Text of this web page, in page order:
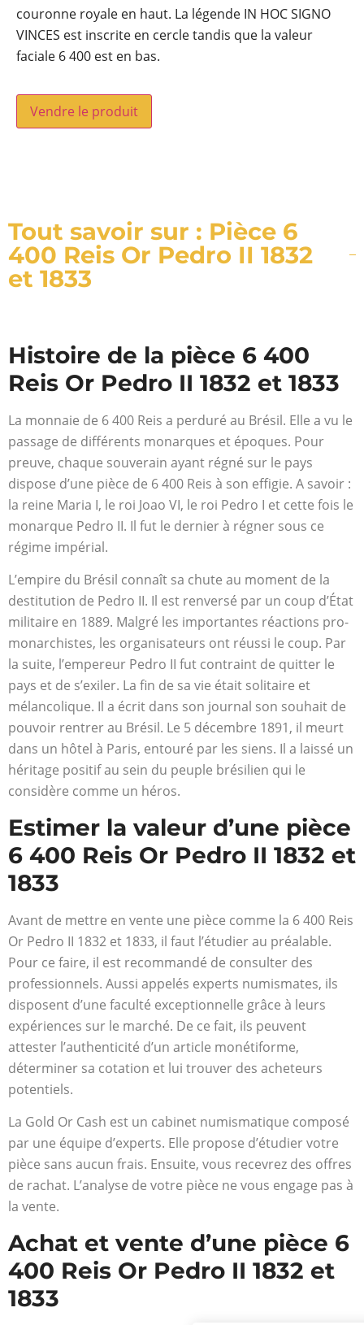
couronne royale en haut. La légende IN HOC SIGNO
VINCES est inscrite en cercle tandis que la valeur
faciale 6 400 est en bas.
Vendre le produit
Tout savoir sur : Pièce 6
400 Reis Or Pedro II 1832
et 1833
Histoire de la pièce 6 400
Reis Or Pedro II 1832 et 1833
La monnaie de 6 400 Reis a perduré au Brésil. Elle a vu le
passage de différents monarques et époques. Pour
preuve, chaque souverain ayant régné sur le pays
dispose d’une pièce de 6 400 Reis à son effigie. A savoir :
la reine Maria I, le roi Joao VI, le roi Pedro I et cette fois le
monarque Pedro II. Il fut le dernier à régner sous ce
régime impérial.
L’empire du Brésil connaît sa chute au moment de la
destitution de Pedro II. Il est renversé par un coup d’État
militaire en 1889. Malgré les importantes réactions pro-
monarchistes, les organisateurs ont réussi le coup. Par
la suite, l’empereur Pedro II fut contraint de quitter le
pays et de s’exiler. La fin de sa vie était solitaire et
mélancolique. Il a écrit dans son journal son souhait de
pouvoir rentrer au Brésil. Le 5 décembre 1891, il meurt
dans un hôtel à Paris, entouré par les siens. Il a laissé un
héritage positif au sein du peuple brésilien qui le
considère comme un héros.
Estimer la valeur d’une pièce
6 400 Reis Or Pedro II 1832 et
1833
Avant de mettre en vente une pièce comme la 6 400 Reis
Or Pedro II 1832 et 1833, il faut l’étudier au préalable.
Pour ce faire, il est recommandé de consulter des
professionnels. Aussi appelés experts numismates, ils
disposent d’une faculté exceptionnelle grâce à leurs
expériences sur le marché. De ce fait, ils peuvent
attester l’authenticité d’un article monétiforme,
déterminer sa cotation et lui trouver des acheteurs
potentiels.
La Gold Or Cash est un cabinet numismatique composé
par une équipe d’experts. Elle propose d’étudier votre
pièce sans aucun frais. Ensuite, vous recevrez des offres
de rachat. L’analyse de votre pièce ne vous engage pas à
la vente.
Achat et vente d’une pièce 6
400 Reis Or Pedro II 1832 et
1833